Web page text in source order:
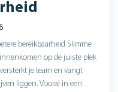
bereikbaarheid Slimme
op de juiste plek
je team en vangt
liggen. Vooral in een